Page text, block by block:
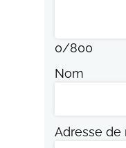
0/800
Nom
Adresse de